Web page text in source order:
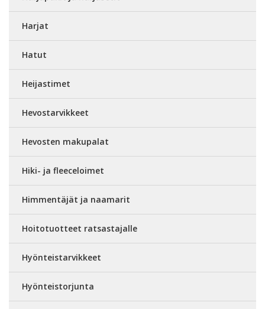
Harjat
Hatut
Heijastimet
Hevostarvikkeet
Hevosten makupalat
Hiki- ja fleeceloimet
Himmentäjät ja naamarit
Hoitotuotteet ratsastajalle
Hyönteistarvikkeet
Hyönteistorjunta